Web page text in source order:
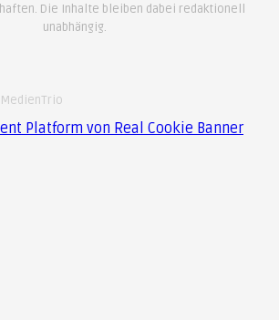
Die Inhalte bleiben dabei redaktionell
unabhängig.
Platform von Real Cookie Banner